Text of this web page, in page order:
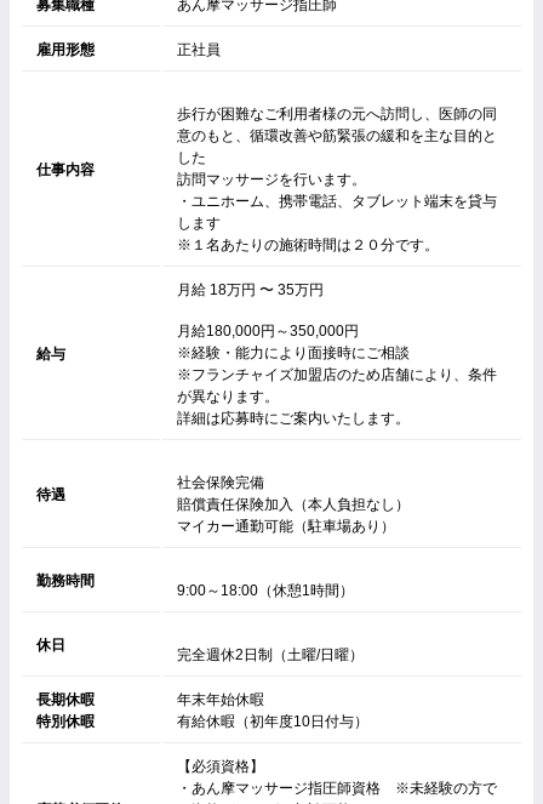
募集職種 あん摩マッサージ指圧師
雇用形態 正社員
仕事内容
歩行が困難なご利用者様の元へ訪問し、医師の同
意のもと、循環改善や筋緊張の緩和を主な目的と
した
訪問マッサージを行います。
・ユニホーム、携帯電話、タブレット端末を貸与
します
※１名あたりの施術時間は２０分です。
給与
月給 18万円 〜 35万円
月給180,000円～350,000円
※経験・能力により面接時にご相談
※フランチャイズ加盟店のため店舗により、条件
が異なります。
詳細は応募時にご案内いたします。
待遇
社会保険完備
賠償責任保険加入（本人負担なし）
マイカー通勤可能（駐車場あり）
勤務時間
9:00～18:00（休憩1時間）
休日
完全週休2日制（土曜/日曜）
長期休暇
特別休暇
年末年始休暇
有給休暇（初年度10日付与）
【必須資格】
・あん摩マッサージ指圧師資格 ※未経験の方で